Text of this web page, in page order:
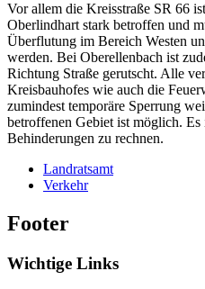
Vor allem die Kreisstraße SR 66
Oberlindhart stark betroffen und
Überflutung im Bereich Westen
werden. Bei Oberellenbach ist
Richtung Straße gerutscht. Alle
Kreisbauhofes wie auch die
zumindest temporäre Sperrung
betroffenen Gebiet ist möglich. Es
Behinderungen zu rechnen.
Landratsamt
Verkehr
Footer
Wichtige Links